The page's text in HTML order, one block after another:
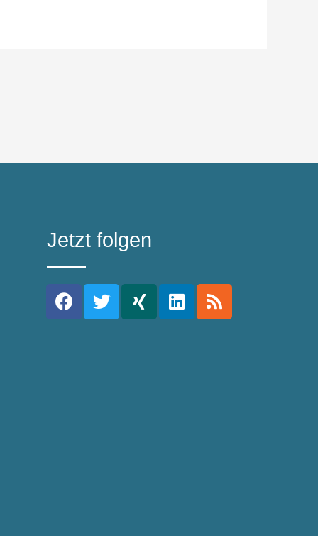
Jetzt folgen